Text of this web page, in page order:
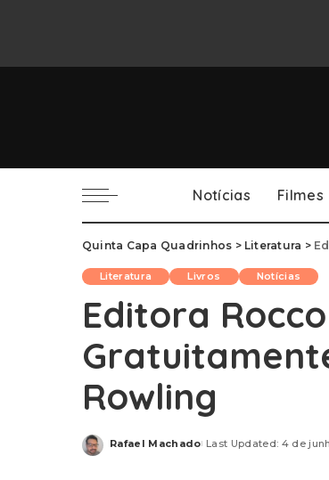
Notícias Filmes
Quinta Capa Quadrinhos > Literatura >
Literatura Livros Notícias
Editora
Rowling
Posted
Rafael Machado Last Updated: 4 de